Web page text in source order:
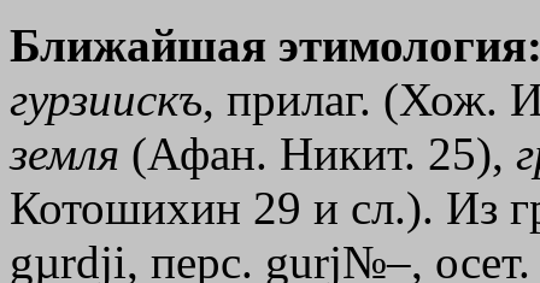
Ближайшая
гурзиискъ, прилаг. (Хож.
земля (Афан. Никит. 25),
Котошихин 29 и сл.). Из
gµrdјi, перс. gurj№–,